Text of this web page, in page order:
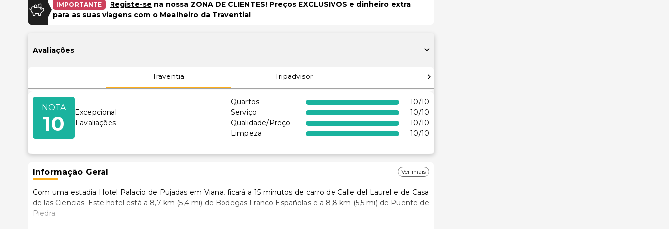
para cadeira de rodas
IMPORTANTE Registe-se na nossa ZONA DE CLIENTES! Preços EXCLUSIVOS e dinheiro extra
para as suas viagens com o Mealheiro da Traventia!
Avaliações
Traventia Tripadvisor
NOTA
10
Excepcional
1 avaliações
Quartos 10/10
Serviço
10/10
Qualidade/Preço
10/10
Limpeza
10/10
Informação Geral Ver mais
Com uma estadia Hotel Palacio de Pujadas em Viana, ficará a 15 minutos de carro de Calle del Laurel e de Casa
de las Ciencias. Este hotel está a 8,7 km (5,4 mi) de Bodegas Franco Españolas e a 8,8 km (5,5 mi) de Puente de
Piedra.